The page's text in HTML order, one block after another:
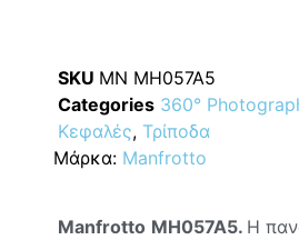
SKU MN MH057A5
Categories 360°
Κεφαλές, Τρίποδα
Μάρκα: Manfrotto
Manfrotto MH057A5. Η